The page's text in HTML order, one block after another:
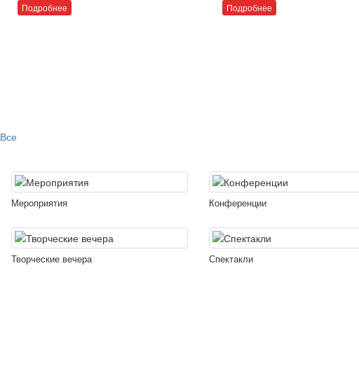
Подробнее Подробнее
Все
Мероприятия Конференции
Творческие вечера Спектакли